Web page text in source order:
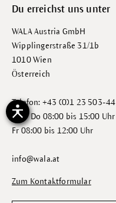
Du erreichst uns unter
WALA Austria GmbH
Wipplingerstraße 31/1b
1010 Wien
Österreich
Telefon: +43 (0)1 23 503-44
Mo - Do 08:00 bis 15:00 Uhr
Fr 08:00 bis 12:00 Uhr
info@wala.at
Zum Kontaktformular